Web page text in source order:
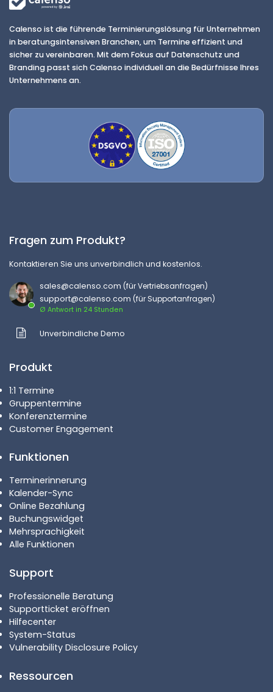
Calenso ist die führende Terminierungslösung für Unternehmen
in beratungsintensiven Branchen, um Termine effizient und
sicher zu vereinbaren. Mit dem Fokus auf Datenschutz und
Branding passt sich Calenso individuell an die Bedürfnisse Ihres
Unternehmens an.
Fragen zum Produkt?
Kontaktieren Sie uns unverbindlich und kostenlos.
sales@calenso.com (für Vertriebsanfragen)
support@calenso.com (für Supportanfragen)
Ø Antwort in 24 Stunden
Unverbindliche Demo
Produkt
1:1 Termine
Gruppentermine
Konferenztermine
Customer Engagement
Funktionen
Terminerinnerung
Kalender-Sync
Online Bezahlung
Buchungswidget
Mehrsprachigkeit
Alle Funktionen
Support
Professionelle Beratung
Supportticket eröffnen
Hilfecenter
System-Status
Vulnerability Disclosure Policy
Ressourcen